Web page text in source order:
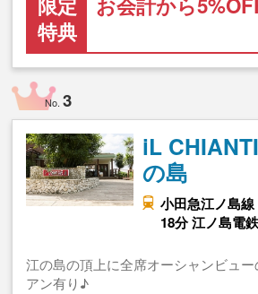
特典
No.3
iL
の島
小田急江ノ島
18分 江ノ島電
江の島の頂上に全席オーシャンビュー
アン有り♪